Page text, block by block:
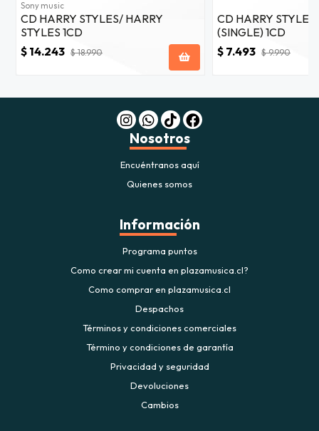
Sony music
CD HARRY STYLES/ HARRY
STYLES 1CD
$ 14.243 $ 18.990
CD HARRY
(SINGLE) 1CD
$ 7.493 $ 9.990
Nosotros
Encuéntranos aquí
Quienes somos
Información
Programa puntos
Como crear mi cuenta en plazamusica.cl?
Como comprar en plazamusica.cl
Despachos
Términos y condiciones comerciales
Término y condiciones de garantía
Privacidad y seguridad
Devoluciones
Cambios